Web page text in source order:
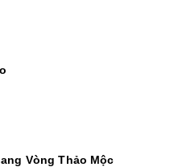
Vòng Thảo Mộc